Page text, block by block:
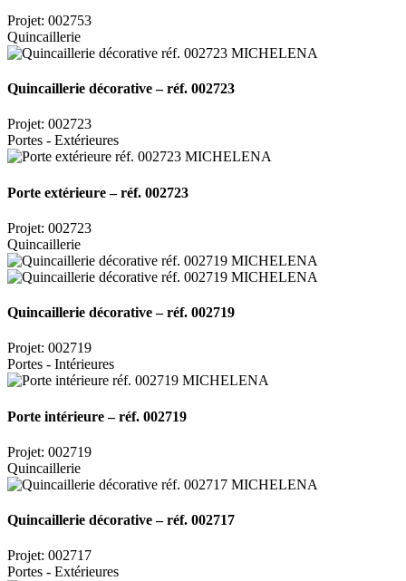
Projet: 002753
Quincaillerie
Quincaillerie décorative – réf. 002723
Projet: 002723
Portes - Extérieures
Porte extérieure – réf. 002723
Projet: 002723
Quincaillerie
Quincaillerie décorative – réf. 002719
Projet: 002719
Portes - Intérieures
Porte intérieure – réf. 002719
Projet: 002719
Quincaillerie
Quincaillerie décorative – réf. 002717
Projet: 002717
Portes - Extérieures